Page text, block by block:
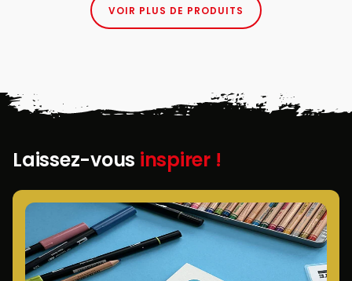
VOIR PLUS DE PRODUITS
Laissez-vous inspirer !